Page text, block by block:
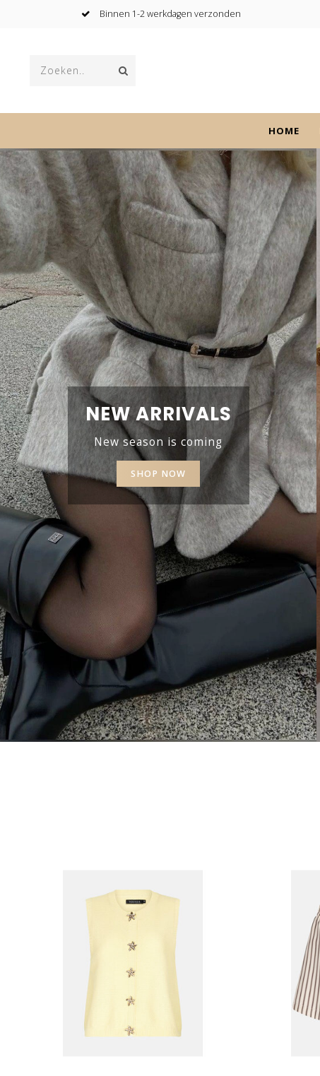
Gratis verzending v.a. € 75,-
HOME
NEW ARRIVALS
New season is coming
SHOP NOW